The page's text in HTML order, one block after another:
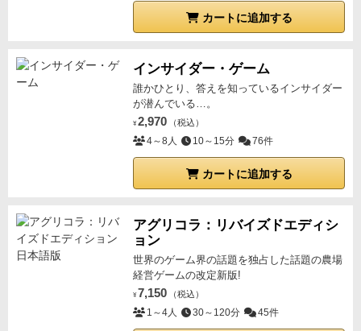
カートに追加する
インサイダー・ゲーム
誰かひとり、答えを知っているインサイダー
が潜んでいる…。
¥ 2,970 （税込）
4～8人 10～15分 76件
カートに追加する
アグリコラ：リバイズドエディシ
ョン
世界のゲーム界の話題を独占した話題の農場
経営ゲームの改定新版!
¥ 7,150 （税込）
1～4人 30～120分 45件